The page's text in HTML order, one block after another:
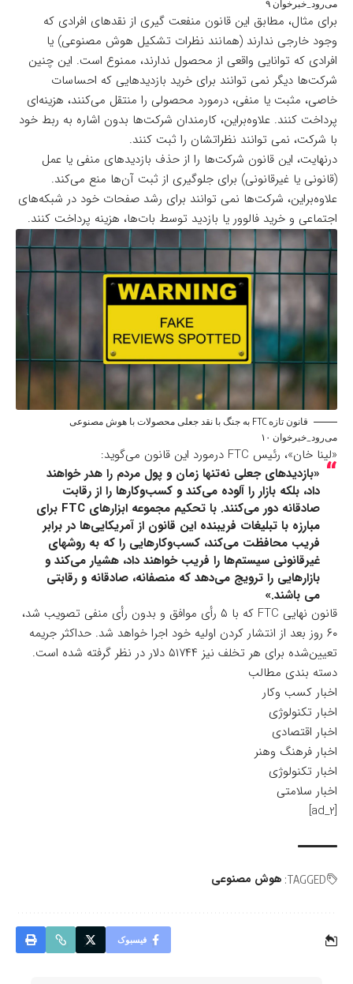
می‌رود_خبرخوان ۹
برای مثال، مطابق این قانون منفعت گیری از نقدهای افرادی که
وجود خارجی ندارند (همانند نظرات تشکیل هوش مصنوعی) یا
افرادی که توانایی واقعی از محصول ندارند، ممنوع است. این چنین
شرکت‌ها دیگر نمی توانند برای خرید بازدید‌هایی که احساسات
خاصی، مثبت یا منفی، درمورد محصولی را منتقل می‌کنند، هزینه‌ای
پرداخت کنند. علاوه‌براین، کارمندان شرکت‌ها بدون اشاره به ربط خود
با شرکت، نمی توانند نظراتشان را ثبت کنند.
درنهایت، این قانون شرکت‌ها را از حذف بازدید‌های منفی یا عمل
(قانونی یا غیرقانونی) برای جلوگیری از ثبت آن‌ها منع می‌کند.
علاوه‌بر‌این، شرکت‌ها نمی توانند برای رشد صفحات خود در شبکه‌های
اجتماعی و خرید فالوور یا بازدید توسط بات‌ها، هزینه پرداخت کنند.
قانون تازه FTC به جنگ با نقد جعلی محصولات با هوش مصنوعی
می‌رود_خبرخوان ۱۰
«لینا خان»، رئیس FTC درمورد این قانون می‌گوید:
«بازدید‌های جعلی نه‌تنها زمان و پول مردم را هدر خواهند
داد، بلکه بازار را آلوده می‌کند و کسب‌و‌کارها را از رقابت
صادقانه دور می‌کنند. با تحکیم مجموعه ابزارهای FTC برای
مبارزه با تبلیغات فریبنده این قانون از آمریکایی‌ها در برابر
فریب محافظت می‌کند، کسب‌و‌کارهایی را که به روشهای
غیرقانونی سیستم‌ها را فریب خواهند داد، هشیار می‌کند و
بازارهایی را ترویج می‌‌دهد که منصفانه، صادقانه و رقابتی
می باشند.»
قانون نهایی FTC که با ۵ رأی موافق و بدون رأی منفی تصویب شد،
۶۰ روز بعد از انتشار کردن اولیه خود اجرا خواهد شد. حداکثر جریمه
تعیین‌شده برای هر تخلف نیز ۵۱۷۴۴ دلار در نظر گرفته شده است.
دسته بندی مطالب
اخبار کسب وکار
اخبار تکنولوژی
اخبار اقتصادی
اخبار فرهنگ وهنر
اخبار تکنولوژی
اخبار سلامتی
[ad_2]
TAGGED: هوش مصنوعی
فیسبوک